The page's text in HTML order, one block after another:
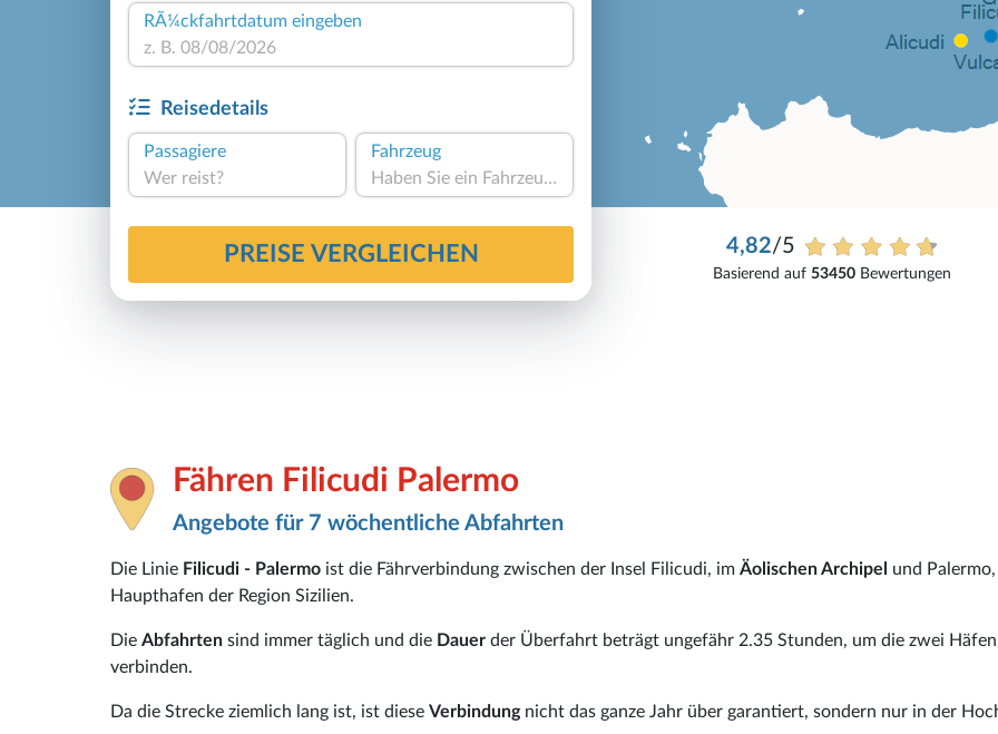
RÃ¼ckfahrtdatum eingeben
Reisedetails
Passagiere
Wer reist?
Fahrzeug
Haben Sie ein Fahrzeug?
PREISE VERGLEICHEN 4,82/5
Basierend auf53450 Bewertungen
Fähren Filicudi Palermo
Angebote für 7 wöchentliche Abfahrten
Die Linie Filicudi - Palermo ist die Fährverbindung zwischen der Insel Filicudi, im Äolischen Archipel und
Haupthafen der Region Sizilien.
Die Abfahrten sind immer täglich und die Dauer der Überfahrt beträgt ungefähr 2.35 Stunden, um die zwei
verbinden.
Da die Strecke ziemlich lang ist, ist diese Verbindungnicht das ganze Jahr über garantiert, sondern nur in der